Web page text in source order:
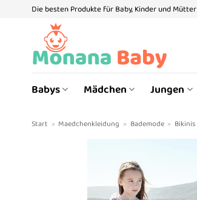
Die besten Produkte für Baby, Kinder und Mütter
Babys Mädchen Jungen
Start » Maedchenkleidung » Bademode » Bikinis